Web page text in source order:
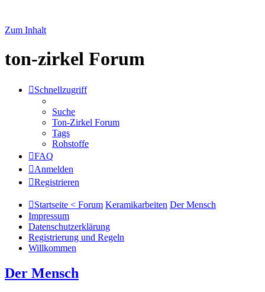
Zum Inhalt
ton-zirkel Forum
Schnellzugriff
Suche
Ton-Zirkel Forum
Tags
Rohstoffe
FAQ
Anmelden
Registrieren
Startseite < Forum Keramikarbeiten Der Mensch
Impressum
Datenschutzerklärung
Registrierung und Regeln
Willkommen
Der Mensch